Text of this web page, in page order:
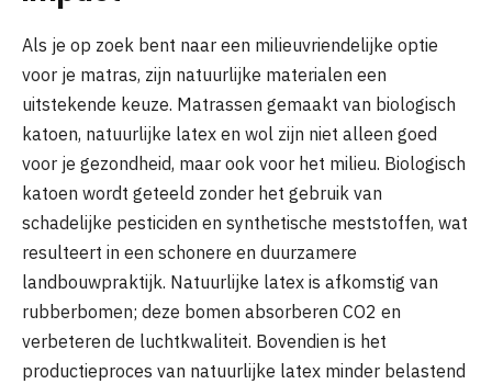
Als je op zoek bent naar een milieuvriendelijke optie
voor je matras, zijn natuurlijke materialen een
uitstekende keuze. Matrassen gemaakt van biologisch
katoen, natuurlijke latex en wol zijn niet alleen goed
voor je gezondheid, maar ook voor het milieu. Biologisch
katoen wordt geteeld zonder het gebruik van
schadelijke pesticiden en synthetische meststoffen, wat
resulteert in een schonere en duurzamere
landbouwpraktijk. Natuurlijke latex is afkomstig van
rubberbomen; deze bomen absorberen CO2 en
verbeteren de luchtkwaliteit. Bovendien is het
productieproces van natuurlijke latex minder belastend